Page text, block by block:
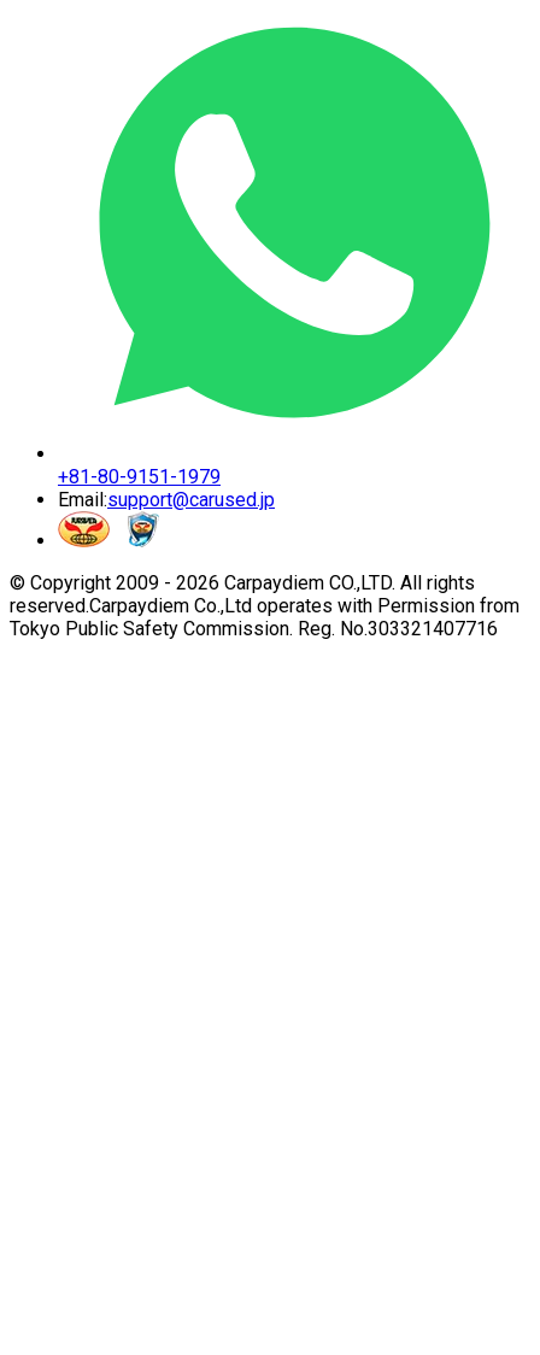
+81-80-9151-1979
Email:support@carused.jp
© Copyright 2009 - 2026 Carpaydiem CO.,LTD. All rights
reserved.Carpaydiem Co.,Ltd operates with Permission from
Tokyo Public Safety Commission. Reg. No.303321407716